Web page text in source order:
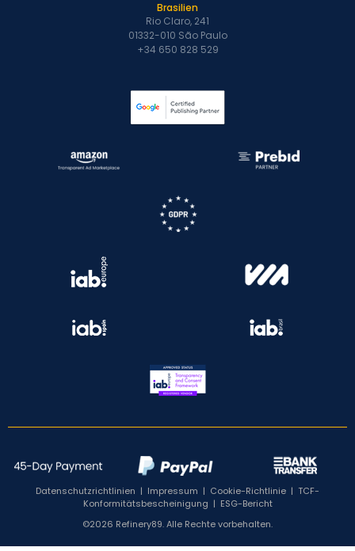
Brasilien
Rio Claro, 241
01332-010 São Paulo
+34 650 828 529
Datenschutzrichtlinien | Impressum | Cookie-Richtlinie | TCF-
Konformitätsbescheinigung | ESG-Bericht
©2026 Refinery89. Alle Rechte vorbehalten.